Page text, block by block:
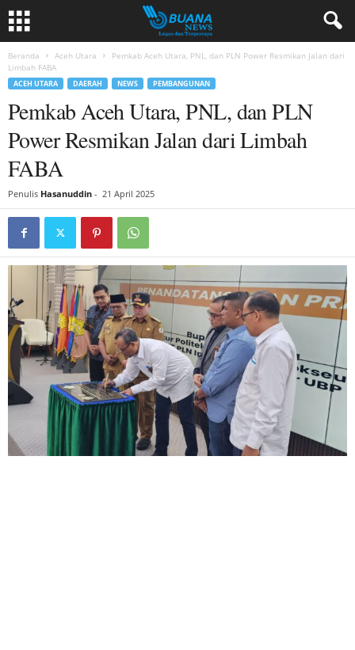
Beranda Aceh Utara
Pemkab Aceh Utara, PNL, dan PLN Power Resmikan Jalan dari
Limbah FABA
ACEH UTARA DAERAH NEWS PEMBANGUNAN
Pemkab Aceh Utara, PNL, dan PLN
Power Resmikan Jalan dari Limbah
FABA
Penulis Hasanuddin - 21 April 2025